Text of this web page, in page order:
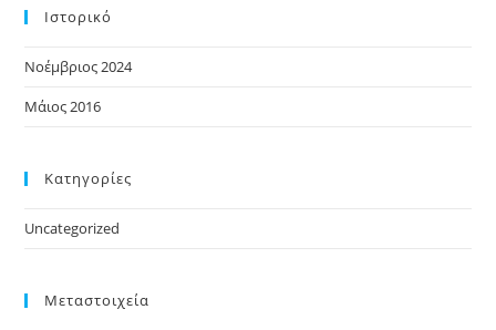
Ιστορικό
Νοέμβριος 2024
Μάιος 2016
Kατηγορίες
Uncategorized
Μεταστοιχεία